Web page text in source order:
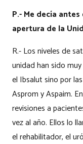
P.- Me decía
apertura de la
R.- Los niveles de
unidad han sido
el Ibsalut sino por
Asprom y Aspaim.
revisiones a
vez al año. Ellos lo
el rehabilitador, el